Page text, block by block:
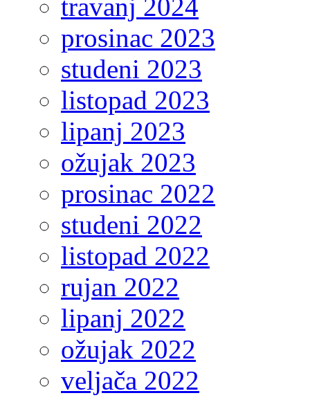
travanj 2024
prosinac 2023
studeni 2023
listopad 2023
lipanj 2023
ožujak 2023
prosinac 2022
studeni 2022
listopad 2022
rujan 2022
lipanj 2022
ožujak 2022
veljača 2022